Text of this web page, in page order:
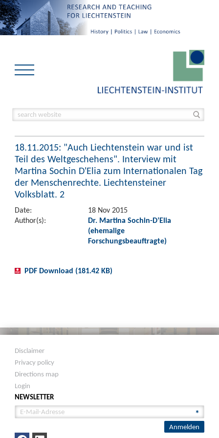
18.11.2015: "Auch Liechtenstein war und ist
Teil des Weltgeschehens". Interview mit
Martina Sochin D'Elia zum Internationalen Tag
der Menschenrechte. Liechtensteiner
Volksblatt. 2
Date:
18 Nov 2015
Author(s):
Dr. Martina Sochin-D’Elia
(ehemalige
Forschungsbeauftragte)
PDF Download (181.42 KB)
Disclaimer
Privacy policy
Directions map
Login
NEWSLETTER